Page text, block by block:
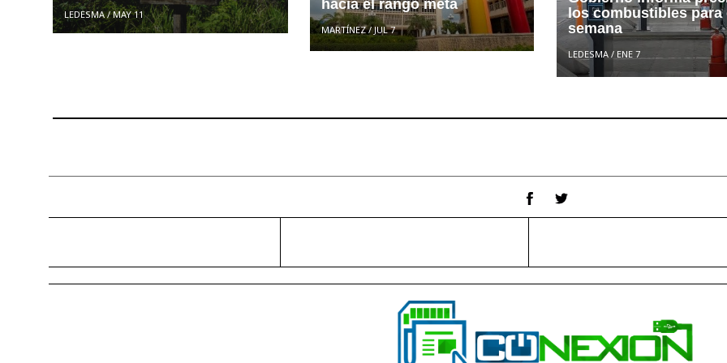
LEDESMA/MAY 11
hacia el rango meta
MARTÍNEZ/JUL 7
los combustibles para
semana
LEDESMA / ENE 7